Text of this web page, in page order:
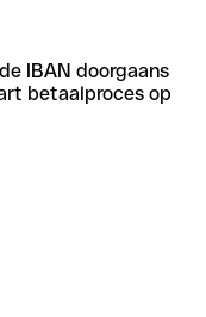
IBAN doorgaans
betaalproces op